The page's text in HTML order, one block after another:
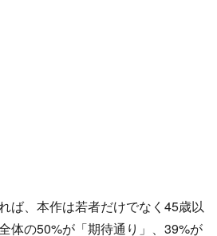
ば、本作は若者だけでなく45歳以
体の50%が「期待通り」、39%が